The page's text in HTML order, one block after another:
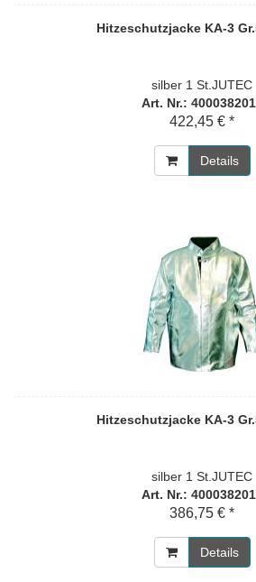
Hitzeschutzjacke KA-3
silber 1 St.JUTEC
Art. Nr.:
422,45 € *
Details
Hitzeschutzjacke KA-3
silber 1 St.JUTEC
Art. Nr.:
386,75 € *
Details